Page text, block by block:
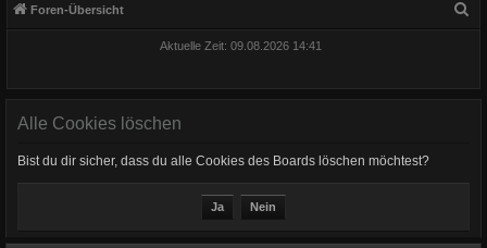
Foren-Übersicht
Aktuelle Zeit: 09.08.2026 14:41
Alle Cookies löschen
Bist du dir sicher, dass du alle Cookies des Boards löschen möchtest?